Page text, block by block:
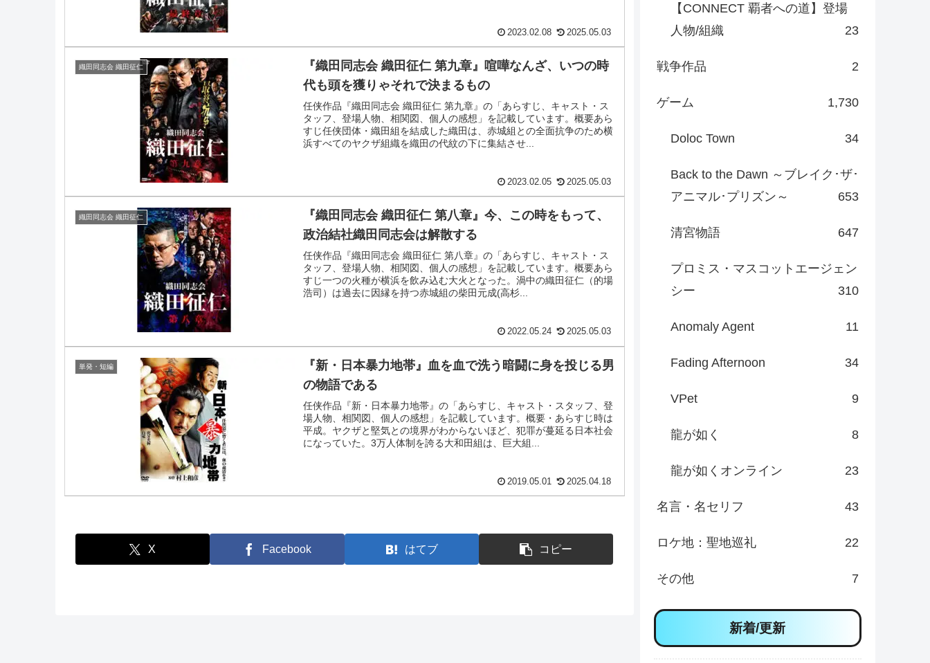
2023.02.08 2025.05.03
織田同志会 織田征仁
『織田同志会 織田征仁 第九章』喧嘩なんざ、いつの時
代も頭を獲りゃそれで決まるもの
任侠作品『織田同志会 織田征仁 第九章』の「あらすじ、キャスト・ス
タッフ、登場人物、相関図、個人の感想」を記載しています。概要あら
すじ任侠団体・織田組を結成した織田は、赤城組との全面抗争のため横
浜すべてのヤクザ組織を織田の代紋の下に集結させ...
2023.02.05 2025.05.03
織田同志会 織田征仁
『織田同志会 織田征仁 第八章』今、この時をもって、
政治結社織田同志会は解散する
任侠作品『織田同志会 織田征仁 第八章』の「あらすじ、キャスト・ス
タッフ、登場人物、相関図、個人の感想」を記載しています。概要あら
すじ一つの火種が横浜を飲み込む大火となった。渦中の織田征仁（的場
浩司）は過去に因縁を持つ赤城組の柴田元成(高杉...
2022.05.24 2025.05.03
単発・短編
『新・日本暴力地帯』血を血で洗う暗闘に身を投じる男
の物語である
任侠作品『新・日本暴力地帯』の「あらすじ、キャスト・スタッフ、登
場人物、相関図、個人の感想」を記載しています。概要・あらすじ時は
平成。ヤクザと堅気との境界がわからないほど、犯罪が蔓延る日本社会
になっていた。3万人体制を誇る大和田組は、巨大組...
2019.05.01 2025.04.18
X Facebook はてブ コピー
【CONNECT 覇者への道】登場
人物/組織
23
戦争作品 2
ゲーム 1,730
Doloc Town 34
Back to the Dawn ～ブレイク･ザ･
アニマル･プリズン～
653
清宮物語 647
プロミス・マスコットエージェン
シー
310
Anomaly Agent 11
Fading Afternoon 34
VPet 9
龍が如く 8
龍が如くオンライン 23
名言・名セリフ 43
ロケ地：聖地巡礼 22
その他 7
新着/更新